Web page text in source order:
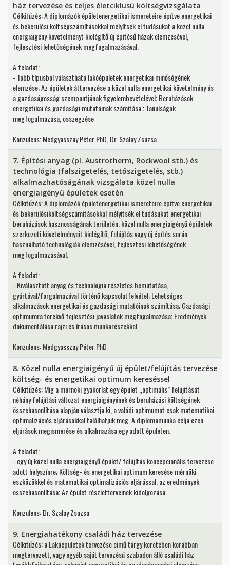
ház tervezése és teljes életciklusú költségvizsgálata
Célkitűzés: A diplomázók épületenergetikai ismereteire építve energetikai
és bekerülési költségszámításokkal mélyítsék el tudásukat a közel nulla
energiaigény követelményt kielégítő új építésű házak elemzésével,
fejlesztési lehetőségének megfogalmazásával.
A feladat:
- Több típusból választható lakóépületek energetikai minőségének
elemzése; Az épületek áttervezése a közel nulla energetikai követelmény és
a gazdaságosság szempontjának figyelembevételével; Beruházások
energetikai és gazdasági mutatóinak számítása ; Tanulságok
megfogalmazása, összegzése
Konzulens: Medgyasszay Péter PhD, Dr. Szalay Zsuzsa
7. Építési anyag (pl. Austrotherm, Rockwool stb.) és
technológia (falszigetelés, tetőszigetelés, stb.)
alkalmazhatóságának vizsgálata közel nulla
energiaigényű épületek esetén
Célkitűzés: A diplomázók épületenergetikai ismereteire építve energetikai
és bekerülésiköltségszámításokkal mélyítsék el tudásukat energetikai
beruházások hasznosságának területén, közel nulla energiaigényű épületek
szerkezeti követelményeit kielégítő, felújítás vagy új építés során
használható technológiák elemzésével, fejlesztési lehetőségének
megfogalmazásával.
A feladat:
- Kiválasztott anyag és technológia részletes bemutatása,
gyártóval/forgalmazóval történő kapcsolatfelvétel; Lehetséges
alkalmazások energetikai és gazdasági mutatóinak számítása; Gazdasági
optimumra törekvő fejlesztési javaslatok megfogalmazása; Eredmények
dokumentálása rajzi és írásos munkarészekkel
Konzulens: Medgyasszay Péter PhD
8. Közel nulla energiaigényű új épület/felújítás tervezése
költség- és energetikai optimum kereséssel
Célkitűzés: Míg a mérnöki gyakorlat egy épület „optimális” felújítását
néhány felújítási változat energiaigényének és beruházási költségének
összehasonlítása alapján választja ki, a valódi optimumot csak matematikai
optimalizációs eljárásokkal találhatjuk meg. A diplomamunka célja ezen
eljárások megismerése és alkalmazása egy adott épületen.
A feladat:
- egy új közel nulla energiaigényű épület/ felújítás koncepcionális tervezése
adott helyszínre; Költség- és energetikai optimum keresése mérnöki
eszközökkel és matematikai optimalizációs eljárással, az eredmények
összehasonlítása; Az épület részletterveinek kidolgozása
Konzulens: Dr. Szalay Zsuzsa
9. Energiahatékony családi ház tervezése
Célkitűzés: a Lakóépületek tervezése című tárgy keretében korábban
megtervezett, vagy egyéb saját tervezésű szabadon álló családi ház